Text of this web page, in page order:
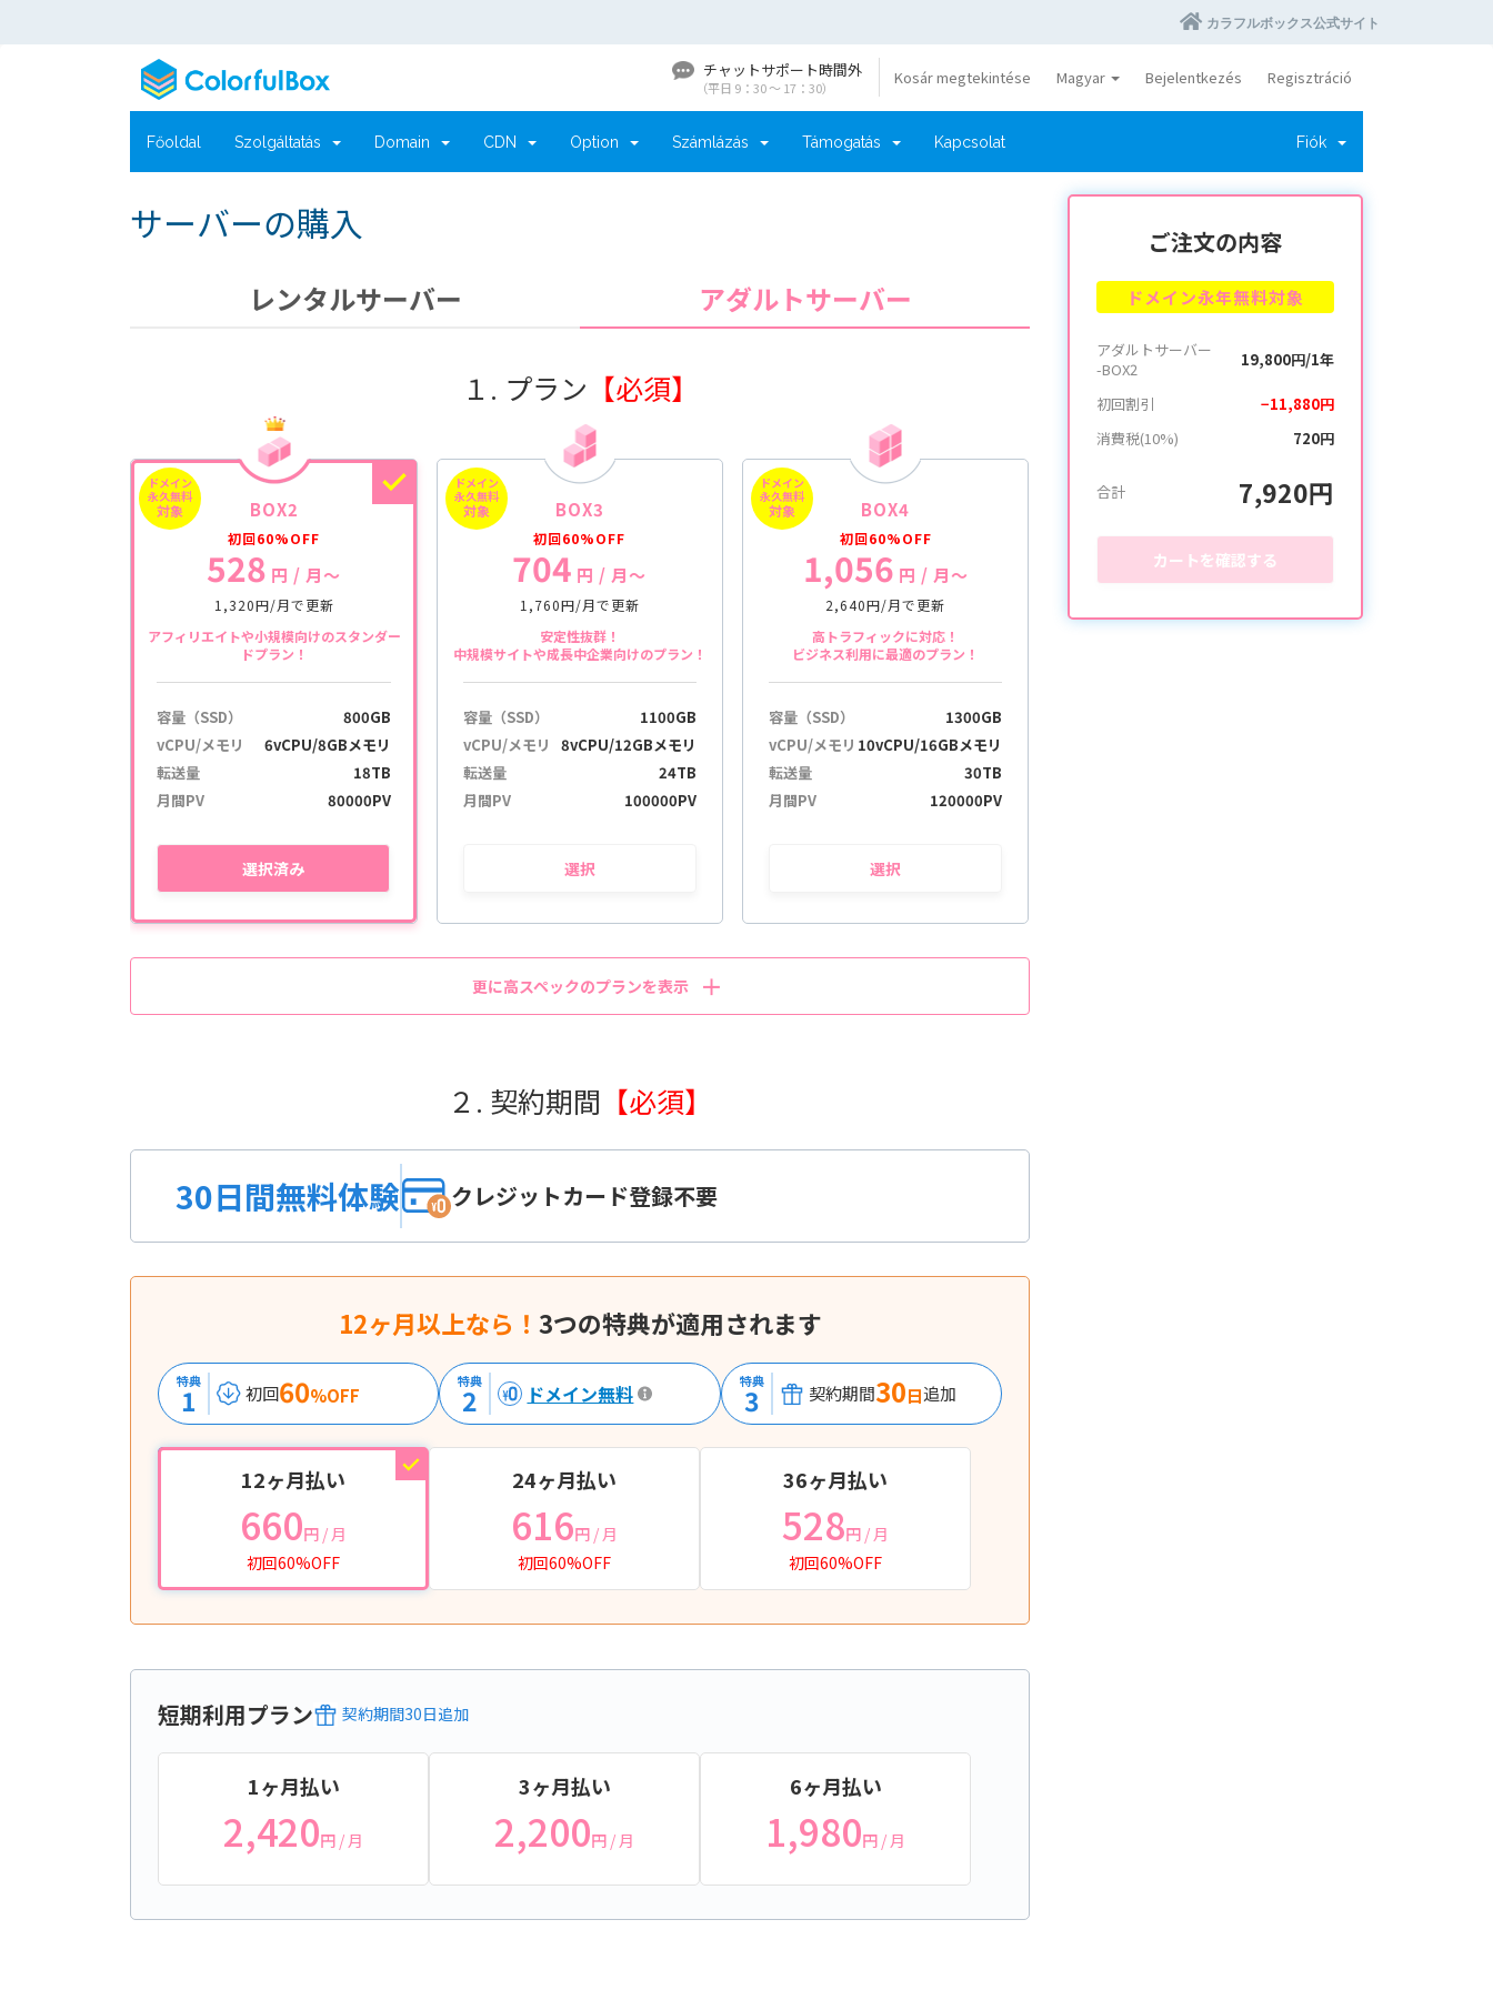
カラフルボックス公式サイト
チャットサポート時間外
（平日 9：30 〜 17：30）
Kosár megtekintése Magyar Bejelentkezés Regisztráció
Főoldal Szolgáltatás Domain CDN Option Számlázás Támogatás Kapcsolat Fiók
サーバーの購入
レンタルサーバー アダルトサーバー
１. プラン 【必須】
ドメイン
永久無料
対象 BOX2
初回60%OFF
528 円 / 月〜
1,320円/月で更新
アフィリエイトや小規模向けのスタンダー
ドプラン！
容量（SSD）
800GB
vCPU/メモリ
6vCPU/8GBメモリ
転送量
18TB
月間PV
80000PV
選択済み
ドメイン
永久無料
対象 BOX3
初回60%OFF
704 円 / 月〜
1,760円/月で更新
安定性抜群！
中規模サイトや成長中企業向けのプラン！
容量（SSD）
1100GB
vCPU/メモリ
8vCPU/12GBメモリ
転送量
24TB
月間PV
100000PV
選択
ドメイン
永久無料
対象 BOX4
初回60%OFF
1,056 円 / 月〜
2,640円/月で更新
高トラフィックに対応！
ビジネス利用に最適のプラン！
容量（SSD）
1300GB
vCPU/メモリ 10vCPU/16GBメモリ
転送量
30TB
月間PV
120000PV
選択
更に高スペックのプランを表示
２. 契約期間 【必須】
30日間無料体験 クレジットカード登録不要
12ヶ月以上なら！ 3つの特典が適用されます
特典
1 初回60%OFF
特典
2 ドメイン無料 特典
3 契約期間30日追加
12ヶ月払い
660円 / 月
初回60%OFF
24ヶ月払い
616円 / 月
初回60%OFF
36ヶ月払い
528円 / 月
初回60%OFF
短期利用プラン 契約期間30日追加
1ヶ月払い
2,420円 / 月
3ヶ月払い
2,200円 / 月
6ヶ月払い
1,980円 / 月
ご注文の内容
ドメイン永年無料対象
アダルトサーバー
-BOX2
19,800円/1年
初回割引
−11,880円
消費税(10%)
720円
合計 7,920円
カートを確認する